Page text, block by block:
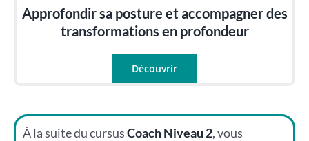
Approfondir sa posture et accompagner des
transformations en profondeur
Découvrir
À la suite du cursusCoach Niveau 2, vous